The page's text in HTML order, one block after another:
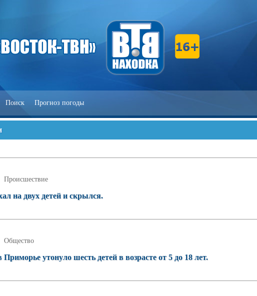
Поиск Прогноз погоды
Происшествие
на двух детей и скрылся.
Общество
утонуло шесть детей в возрасте от 5 до 18 лет.